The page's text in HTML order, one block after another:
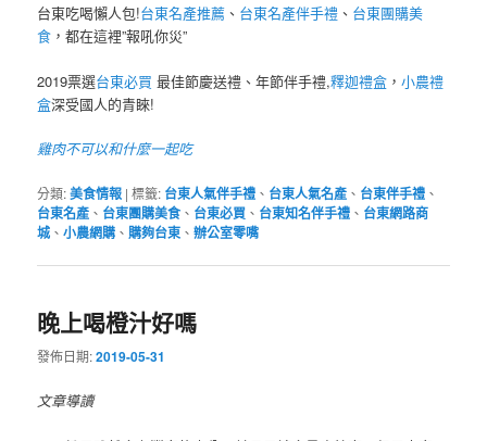
台東吃喝懶人包!台東名產推薦 、 台東名產伴手禮 、 台東團購美
食 ，都在這裡”報吼你災”
2019票選台東必買 最佳節慶送禮、年節伴手禮,釋迦禮盒 ，小農禮
盒深受國人的青睞!
雞肉不可以和什麼一起吃
分類:美食情報 |標籤: 台東人氣伴手禮 、 台東人氣名產 、 台東伴手禮 、
台東名產 、 台東團購美食 、 台東必買 、 台東知名伴手禮 、 台東網路商
城 、小農網購 、 購夠台東 、辦公室零嘴
晚上喝橙汁好嗎
發佈日期:2019-05-31
文章導讀